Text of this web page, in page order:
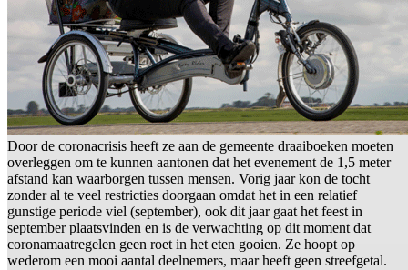
Door de coronacrisis heeft ze aan de gemeente draaiboeken moeten
overleggen om te kunnen aantonen dat het evenement de 1,5 meter
afstand kan waarborgen tussen mensen. Vorig jaar kon de tocht
zonder al te veel restricties doorgaan omdat het in een relatief
gunstige periode viel (september), ook dit jaar gaat het feest in
september plaatsvinden en is de verwachting op dit moment dat
coronamaatregelen geen roet in het eten gooien. Ze hoopt op
wederom een mooi aantal deelnemers, maar heeft geen streefgetal.